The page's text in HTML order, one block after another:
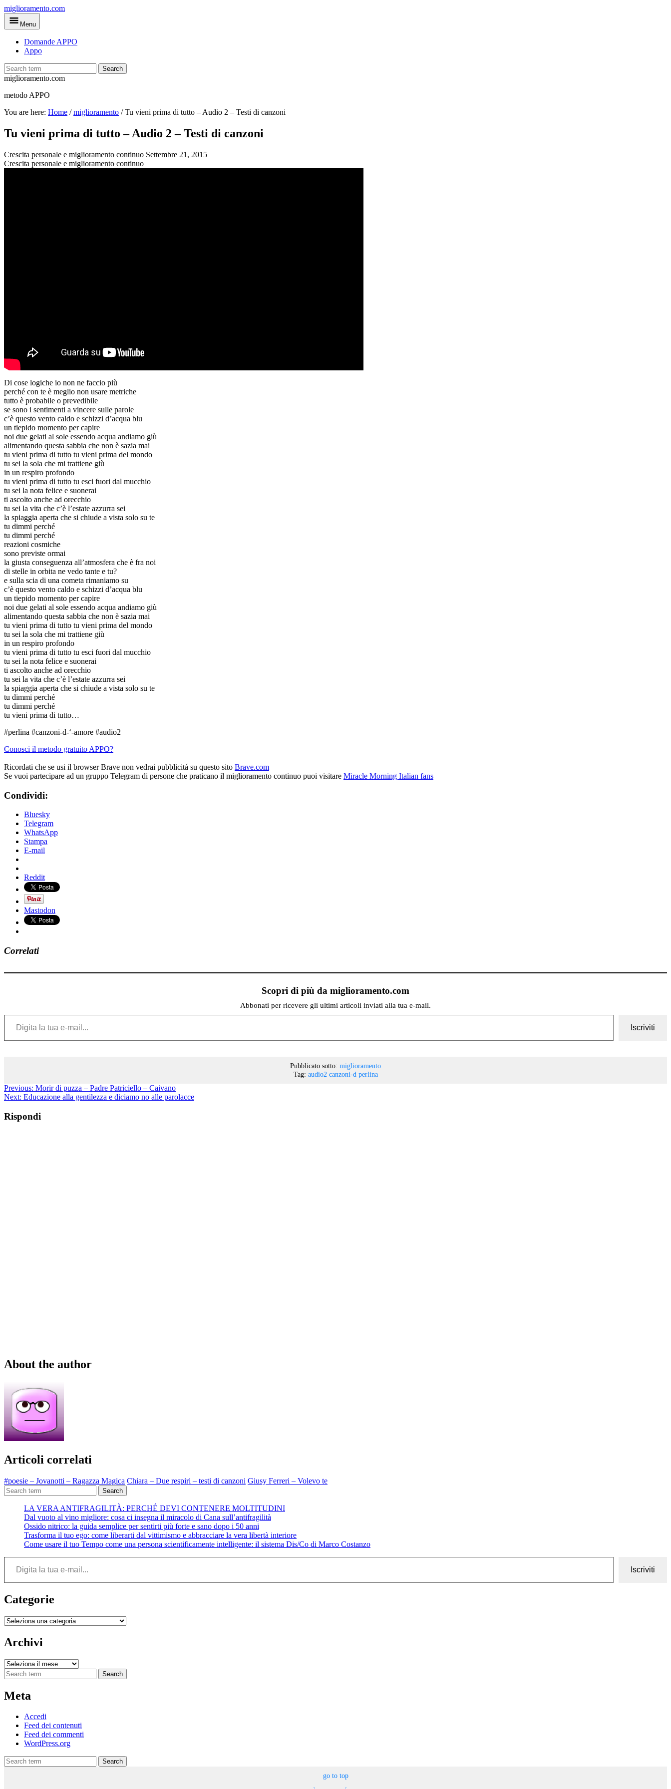
Skip
to
main
miglioramento.com
Menu
Domande APPO
Appo
Search
miglioramento.com
metodo APPO
You are here: Home /miglioramento /Tu vieni prima di tutto – Audio 2 – Testi di canzoni
Tu vieni prima di tutto – Audio 2 – Testi di canzoni
Crescita personale e miglioramento continuo Settembre 21, 2015
Crescita personale e miglioramento continuo
Di cose logiche io non ne faccio più
perché con te è meglio non usare metriche
tutto è probabile o prevedibile
se sono i sentimenti a vincere sulle parole
c’è questo vento caldo e schizzi d’acqua blu
un tiepido momento per capire
noi due gelati al sole essendo acqua andiamo giù
alimentando questa sabbia che non è sazia mai
tu vieni prima di tutto tu vieni prima del mondo
tu sei la sola che mi trattiene giù
in un respiro profondo
tu vieni prima di tutto tu esci fuori dal mucchio
tu sei la nota felice e suonerai
ti ascolto anche ad orecchio
tu sei la vita che c’è l’estate azzurra sei
la spiaggia aperta che si chiude a vista solo su te
tu dimmi perché
tu dimmi perché
reazioni cosmiche
sono previste ormai
la giusta conseguenza all’atmosfera che è fra noi
di stelle in orbita ne vedo tante e tu?
e sulla scia di una cometa rimaniamo su
c’è questo vento caldo e schizzi d’acqua blu
un tiepido momento per capire
noi due gelati al sole essendo acqua andiamo giù
alimentando questa sabbia che non è sazia mai
tu vieni prima di tutto tu vieni prima del mondo
tu sei la sola che mi trattiene giù
in un respiro profondo
tu vieni prima di tutto tu esci fuori dal mucchio
tu sei la nota felice e suonerai
ti ascolto anche ad orecchio
tu sei la vita che c’è l’estate azzurra sei
la spiaggia aperta che si chiude a vista solo su te
tu dimmi perché
tu dimmi perché
tu vieni prima di tutto…
#perlina #canzoni-d-‘-amore #audio2
Conosci il metodo gratuito APPO?
Ricordati che se usi il browser Brave non vedrai pubblicitá su questo sito Brave.com
Se vuoi partecipare ad un gruppo Telegram di persone che praticano il miglioramento continuo puoi visitare Miracle Morning Italian fans
Condividi:
Bluesky
Telegram
WhatsApp
Stampa
E-mail
Reddit
Mastodon
Correlati
Scopri di più da miglioramento.com
Abbonati per ricevere gli ultimi articoli inviati alla tua e-mail.
Digita la tua e-mail...
Iscriviti
Pubblicato sotto: miglioramento
Tag: audio2 canzoni-d perlina
Previous: Morir di puzza – Padre Patriciello – Caivano
Next: Educazione alla gentilezza e diciamo no alle parolacce
Rispondi
About the author
Articoli correlati
#poesie – Jovanotti – Ragazza Magica Chiara – Due respiri – testi di canzoni Giusy Ferreri – Volevo te
Search
LA VERA ANTIFRAGILITÀ: PERCHÉ DEVI CONTENERE MOLTITUDINI
Dal vuoto al vino migliore: cosa ci insegna il miracolo di Cana sull’antifragilità
Ossido nitrico: la guida semplice per sentirti più forte e sano dopo i 50 anni
Trasforma il tuo ego: come liberarti dal vittimismo e abbracciare la vera libertà interiore
Come usare il tuo Tempo come una persona scientificamente intelligente: il sistema Dis/Co di Marco Costanzo
Digita la tua e-mail...
Iscriviti
Categorie
Categorie
Archivi
Archivi
Search
Meta
Accedi
Feed dei contenuti
Feed dei commenti
WordPress.org
Search
go to top